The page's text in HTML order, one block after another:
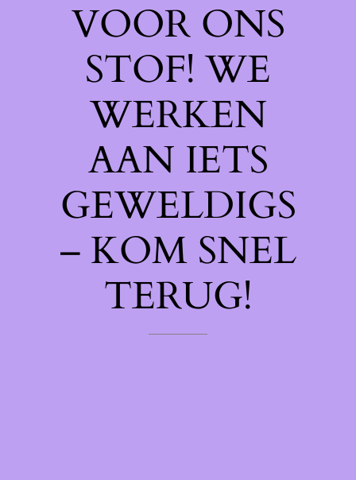
VOOR ONS
STOF! WE
WERKEN
AAN IETS
GEWELDIGS
– KOM SNEL
TERUG!